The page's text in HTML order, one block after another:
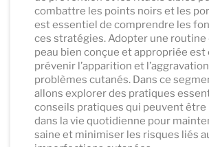
combattre les points noirs et les
est essentiel de comprendre les
ces stratégies. Adopter une routine
peau bien conçue et appropriée est
prévenir l’apparition et
problèmes cutanés. Dans ce
allons explorer des pratiques
conseils pratiques qui peuvent
dans la vie quotidienne pour
saine et minimiser les risques liés